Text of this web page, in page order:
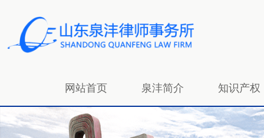
网站首页 泉沣简介 知识产权
招贤纳士